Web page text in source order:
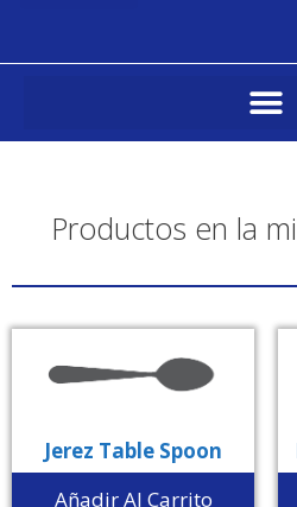
Productos en la
Jerez Table Spoon
Añadir Al Carrito